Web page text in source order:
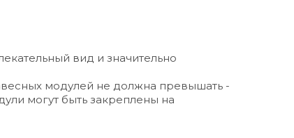
вид и значительно
модулей не должна превышать -
могут быть закреплены на